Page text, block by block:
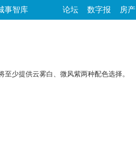
事智库 论坛 数字报 房产
少提供云雾白、微风紫两种配色选择。